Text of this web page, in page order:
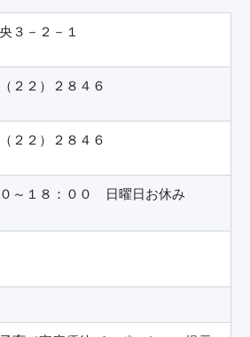
３－２－１
２２）２８４６
２２）２８４６
～１８：００ 日曜日お休み